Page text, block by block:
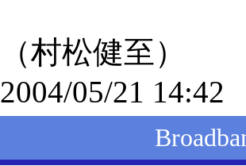
（村松健至）
2004/05/21 14:42